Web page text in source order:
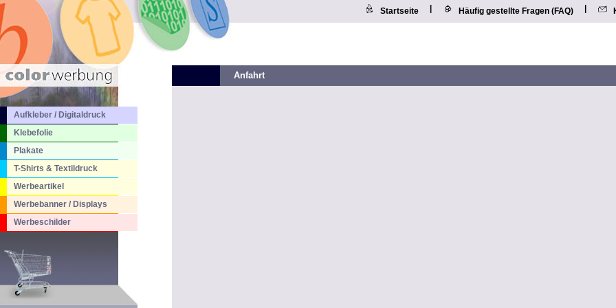
Startseite Häufig gestellte Fragen (FAQ)
Aufkleber / Digitaldruck
Klebefolie
Plakate
T-Shirts & Textildruck
Werbeartikel
Werbebanner / Displays
Werbeschilder
Anfahrt